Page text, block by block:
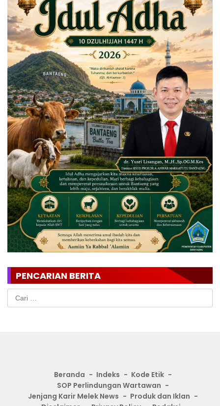
PENCARIAN BERITA
Cari
untuk:
Beranda Indeks
Kode Etik
SOP Perlindungan Wartawan
Jenjang Karir Melek News
Produk dan Iklan